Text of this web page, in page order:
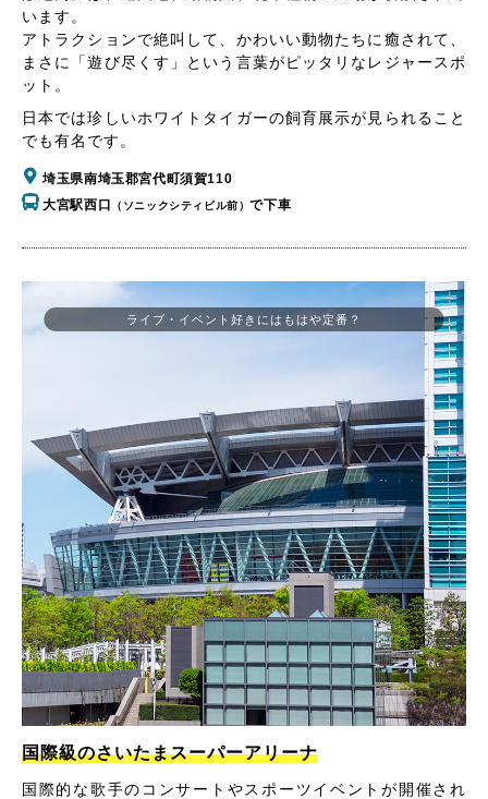
います。
アトラクションで絶叫して、かわいい動物たちに癒されて、
まさに「遊び尽くす」という言葉がピッタリなレジャースポ
ット。
日本では珍しいホワイトタイガーの飼育展示が見られること
でも有名です。
埼玉県南埼玉郡宮代町須賀110
大宮駅西口
（ソニックシティビル前）で下車
国際級のさいたまスーパーアリーナ
国際的な歌手のコンサートやスポーツイベントが開催され
ライブ・イベント好きにはもはや定番？